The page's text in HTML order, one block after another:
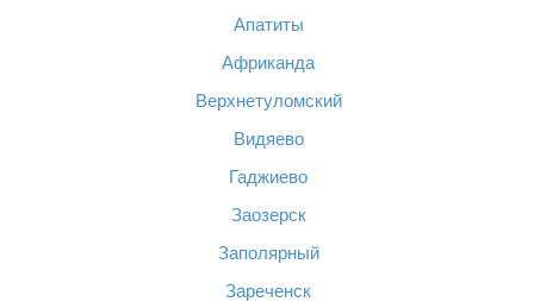
Апатиты
Африканда
Верхнетуломский
Видяево
Гаджиево
Заозерск
Заполярный
Зареченск